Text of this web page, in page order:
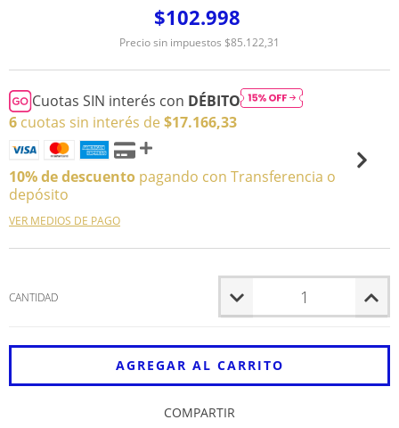
$102.998
Precio sin impuestos $85.122,31
Cuotas SIN interés con DÉBITO
6 cuotas sin interés de $17.166,33
10% de descuento pagando con Transferencia o
depósito
VER MEDIOS DE PAGO
CANTIDAD
COMPARTIR